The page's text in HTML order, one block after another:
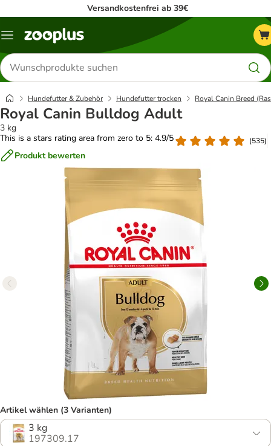
Versandkostenfrei ab 39€
Menü
Produkte
suchen
Hundefutter & Zubehör Hundefutter trocken Royal Canin Breed
Royal Canin Bulldog Adult
3 kg
This is a stars rating area from zero to 5: 4.9/5
(535)
Produkt bewerten
Artikel wählen (3 Varianten)
3 kg
197309.17